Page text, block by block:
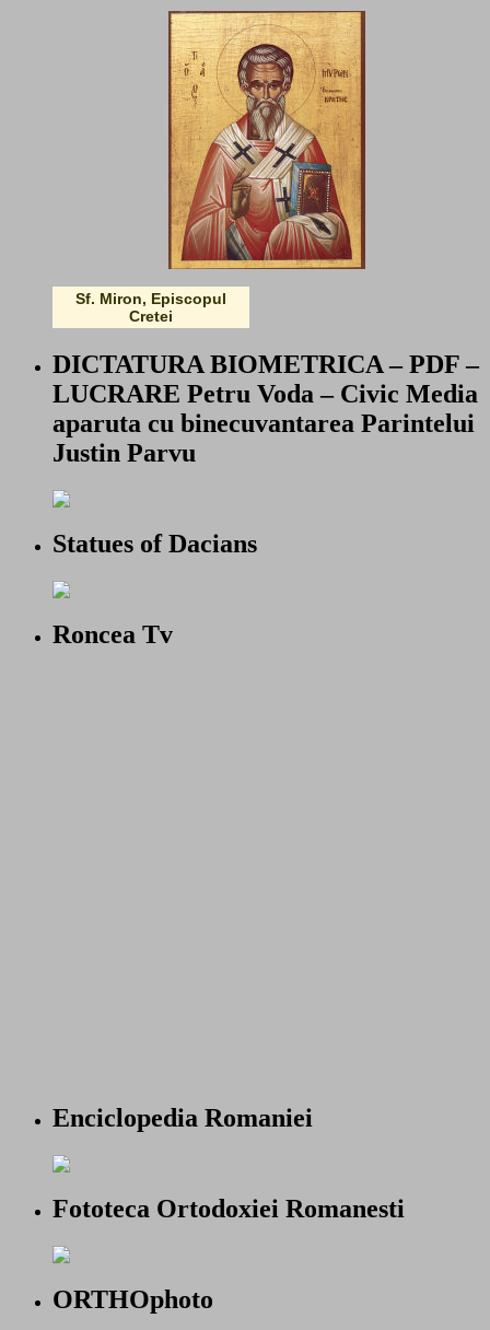
Sf. Miron, Episcopul
Cretei
DICTATURA BIOMETRICA – PDF –
LUCRARE Petru Voda – Civic Media
aparuta cu binecuvantarea Parintelui
Justin Parvu
Statues of Dacians
Roncea Tv
Enciclopedia Romaniei
Fototeca Ortodoxiei Romanesti
ORTHOphoto